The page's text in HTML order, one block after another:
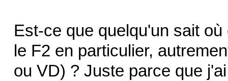
Est-ce que quelqu'un sait
le F2 en particulier,
ou VD) ? Juste parce que